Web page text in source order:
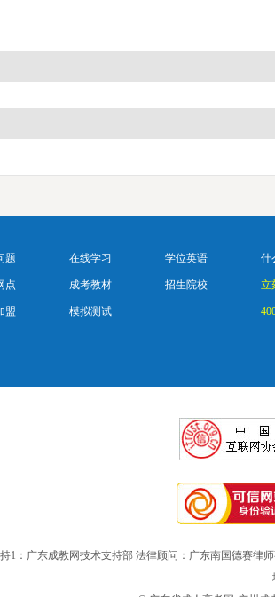
题
点
盟
在线学习
成考教材
模拟测试
学位英语
招生院校
什
立
1：广东成教网技术支持部 法律顾问：广东南国德赛律